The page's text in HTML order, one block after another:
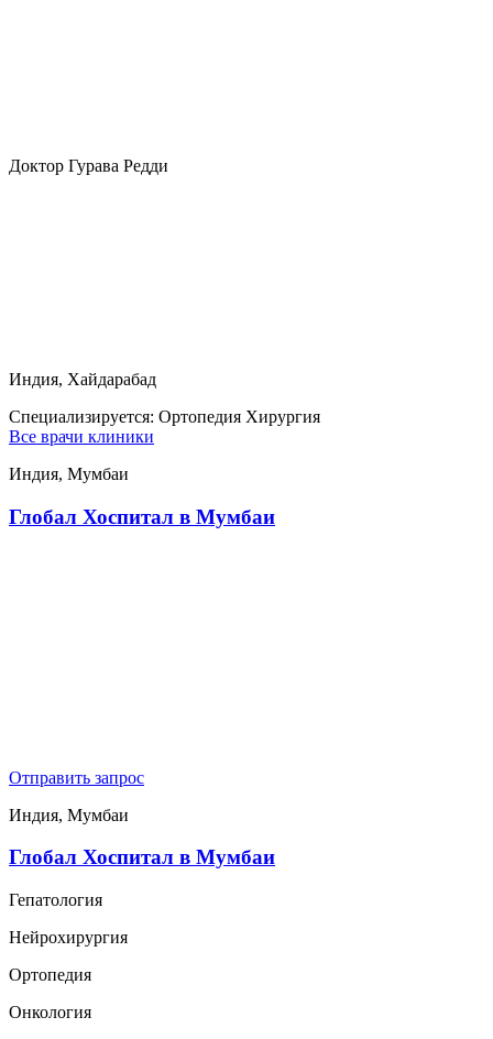
Доктор Гурава Редди
Индия, Хайдарабад
Специализируется: Ортопедия Хирургия
Все врачи клиники
Индия, Мумбаи
Глобал Хоспитал в Мумбаи
Отправить запрос
Индия, Мумбаи
Глобал Хоспитал в Мумбаи
Гепатология
Нейрохирургия
Ортопедия
Онкология